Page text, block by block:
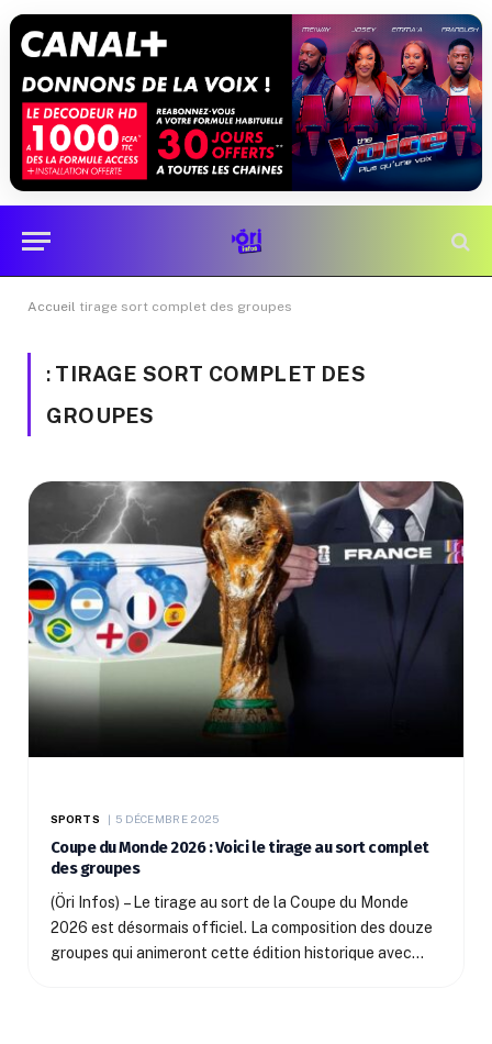
Accueil tirage sort complet des groupes
: TIRAGE SORT COMPLET DES
GROUPES
SPORTS 5 DÉCEMBRE 2025
Coupe du Monde 2026 : Voici le tirage au sort complet
des groupes
(Öri Infos) – Le tirage au sort de la Coupe du Monde
2026 est désormais officiel. La composition des douze
groupes qui animeront cette édition historique avec…